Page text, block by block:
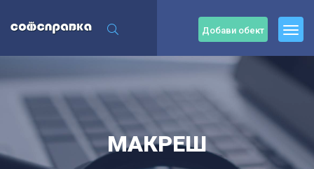
Добави обект
МАКРЕШ